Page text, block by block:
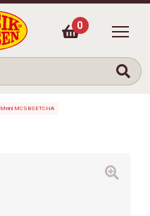
0
Meinl MCSBSETCHA